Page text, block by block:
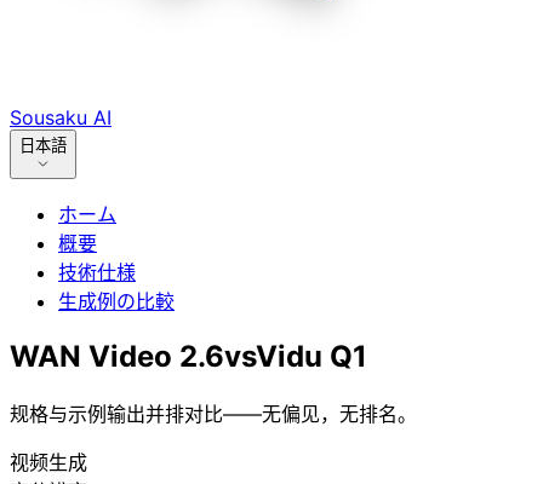
Sousaku AI
日本語
ホーム
概要
技術仕様
生成例の比較
WAN Video 2.6vsVidu Q1
规格与示例输出并排对比——无偏见，无排名。
视频生成